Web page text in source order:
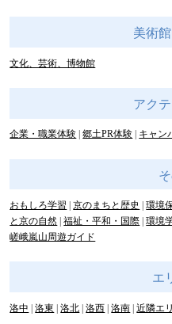
美術
文化、芸術、博物館
アク
企業・職業体験 郷土PR体験 キャン
おもしろ学習 京のまちと歴史 環境
と京の自然 福祉・平和・国際 環境
嵯峨嵐山周遊ガイド
エ
洛中 洛東 洛北 洛西 洛南 近隣エ